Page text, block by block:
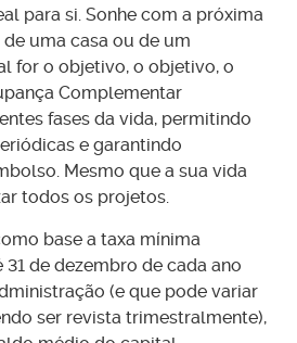
atividade se o
ultrapassar 25
deixou de existir obrigação de
de início de atividade, para
de prática de ato isolado, ainda
000 euros.
do ato isolado estão
para si. Sonhe com a próxima
uma casa ou de um
for o objetivo, o objetivo, o
Complementar
fases da vida, permitindo
e garantindo
Mesmo que a sua vida
todos os projetos.
base a taxa mínima
de dezembro de cada ano
(e que pode variar
ser revista trimestralmente),